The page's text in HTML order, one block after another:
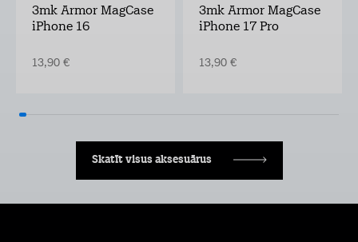
3mk Armor MagCase
iPhone 16
13,90 €
3mk Armor MagCase
iPhone 17 Pro
13,90 €
Skatīt visus aksesuārus